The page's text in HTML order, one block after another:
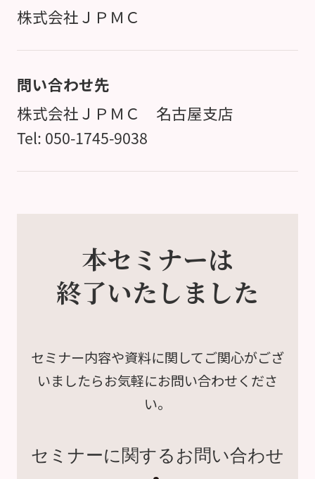
株式会社ＪＰＭＣ
問い合わせ先
株式会社ＪＰＭＣ 名古屋支店
Tel: 050-1745-9038
本セミナーは
終了いたしました
セミナー内容や資料に関してご関心がござ
いましたらお気軽にお問い合わせくださ
い。
セミナーに関するお問い合わせ